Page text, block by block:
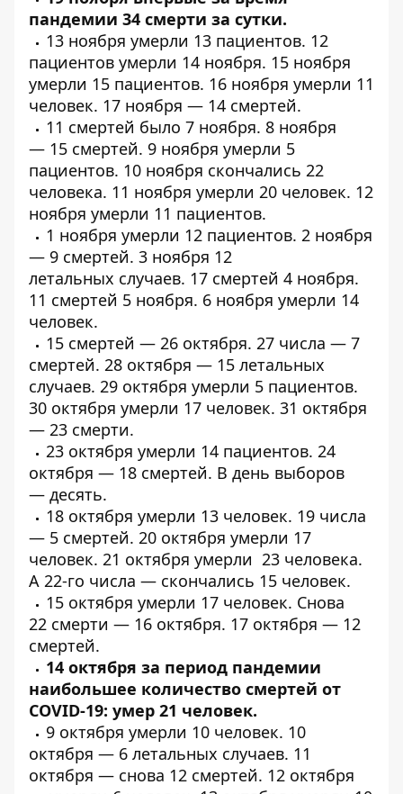
пандемии 34 смерти за сутки.
13 ноября умерли 13 пациентов. 12
пациентов умерли 14 ноября. 15 ноября
умерли 15 пациентов. 16 ноября умерли 11
человек. 17 ноября — 14 смертей.
11 смертей было 7 ноября. 8 ноября
— 15 смертей. 9 ноября умерли 5
пациентов. 10 ноября скончались 22
человека. 11 ноября умерли 20 человек. 12
ноября умерли 11 пациентов.
1 ноября умерли 12 пациентов. 2 ноября
— 9 смертей. 3 ноября 12
летальных случаев. 17 смертей 4 ноября.
11 смертей 5 ноября. 6 ноября умерли 14
человек.
15 смертей — 26 октября. 27 числа — 7
смертей. 28 октября — 15 летальных
случаев. 29 октября умерли 5 пациентов.
30 октября умерли 17 человек. 31 октября
— 23 смерти.
23 октября умерли 14 пациентов. 24
октября — 18 смертей. В день выборов
— десять.
18 октября умерли 13 человек. 19 числа
— 5 смертей. 20 октября умерли 17
человек. 21 октября умерли 23 человека.
А 22-го числа — скончались 15 человек.
15 октября умерли 17 человек. Снова
22 смерти — 16 октября. 17 октября — 12
смертей.
14 октября за период пандемии
наибольшее количество смертей от
COVID-19: умер 21 человек.
9 октября умерли 10 человек. 10
октября — 6 летальных случаев. 11
октября — снова 12 смертей. 12 октября